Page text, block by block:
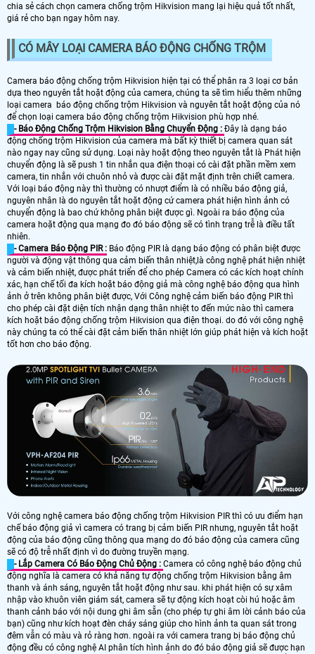
chia sẻ cách chọn camera chống trộm Hikvision mang lại hiệu quả tốt nhất,
giá rẻ cho bạn ngay hôm nay.
CÓ MÂY LOẠI CAMERA BÁO ĐỘNG CHỐNG TRỘM
Camera báo động chống trộm Hikvision hiện tại có thể phân ra 3 loại cơ bản
dựa theo nguyên tắt hoặt động của camera, chúng ta sẽ tìm hiểu thêm những
loại camera báo động chống trộm Hikvision và nguyên tắt hoặt động của nó
để chọn loại camera báo động chống trộm Hikvision phù hợp nhé.
- Báo Động Chống Trộm Hikvision Bằng Chuyển Động : Đây là dạng báo
động chống trộm Hikvision của camera mà bất kỳ thiết bị camera quan sát
nào ngay nay cũng sử dụng. Loại này hoặt động theo nguyên tắt là Phát hiện
chuyển động là sẽ push 1 tin nhắn qua điện thoại có cài đặt phần mềm xem
camera, tin nhắn với chuôn nhỏ và được cài đặt mặt định trên chiết camera.
Với loại báo động này thì thường có nhượt điểm là có nhiều báo động giả,
nguyên nhân là do nguyên tắt hoặt động cứ camera phát hiện hình ảnh có
chuyển động là bao chứ không phân biệt được gì. Ngoài ra báo động của
camera hoặt động qua mạng đo đó báo động sẽ có tình trạng trễ là điều tất
nhiên.
- Camera Báo Động PIR : Báo động PIR là dạng báo động có phân biệt được
người và động vật thông qua cảm biến thân nhiệt,là công nghệ phát hiện nhiệt
và cảm biến nhiệt, được phát triển để cho phép Camera có các kích hoạt chính
xác, hạn chế tối đa kích hoặt báo động giả mà công nghệ báo động qua hình
ảnh ở trên không phân biệt được, Với Công nghệ cảm biến báo động PIR thì
cho phép cài đặt diện tích nhận dạng thân nhiệt to đến mức nào thì camera
kích hoặt báo động chống trộm Hikvision qua điện thoại. do đó với công nghệ
này chúng ta có thể cài đặt cảm biến thân nhiệt lớn giúp phát hiện và kích hoặt
tốt hơn cho báo động.
Với công nghệ camera báo động chống trộm Hikvision PIR thì có ưu điểm hạn
chế báo động giả vì camera có trang bị cảm biến PIR nhưng, nguyên tắt hoặt
động của báo động cũng thông qua mạng do đó báo động của camera cũng
sẽ có độ trễ nhất định vì do đường truyền mạng.
- Lắp Camera Có Báo Động Chủ Động : Camera có công nghệ báo động chủ
động nghĩa là camera có khả năng tự động chống trộm Hikvision bằng âm
thanh và ánh sáng, nguyên tắt hoặt động như sau. khi phát hiện có sự xâm
nhập vào khuôn viên giám sát, camera sẽ tự động kích hoạt còi hú hoặc âm
thanh cảnh báo với nội dung ghi âm sẵn (cho phép tự ghi âm lời cảnh báo của
bạn) cũng như kích hoạt đèn cháy sáng giúp cho hình ảnh ta quan sát trong
đêm vẫn có màu và rỏ ràng hơn. ngoài ra với camera trang bị báo động chủ
động đều có công nghệ AI phân tích hình ảnh do đó báo động giả sẽ được hạn